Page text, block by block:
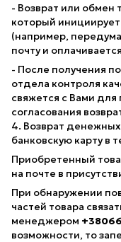
- Возврат или обмен
который
(например,
почту и
- После получения
отдела контроля
свяжется с Вами
согласования
4. Возврат
банковскую карту в
Приобретенный
на почте в
При обнаружении
частей товара
менеджером
возможности, то